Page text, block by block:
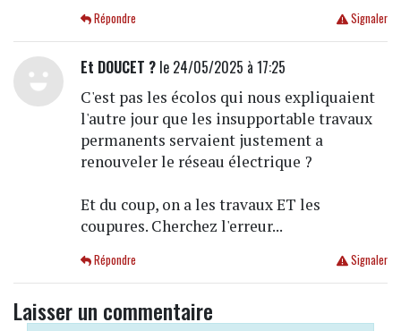
Signaler
Répondre
Et DOUCET ?le 24/05/2025 à 17:25
C'est pas les écolos qui nous expliquaient
l'autre jour que les insupportable travaux
permanents servaient justement a
renouveler le réseau électrique ?
Et du coup, on a les travaux ET les
coupures. Cherchez l'erreur...
Signaler
Répondre
Laisser un commentaire